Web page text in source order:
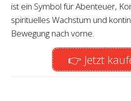
ist ein Symbol für Abenteuer,
spirituelles Wachstum und
Bewegung nach vorne.
👉 Jetzt